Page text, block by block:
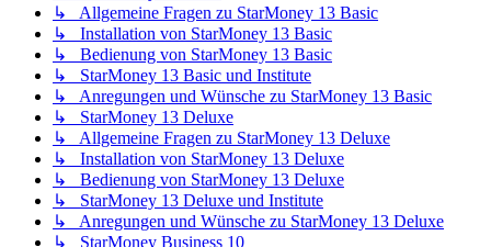
↳ Allgemeine Fragen zu StarMoney 13 Basic
↳ Installation von StarMoney 13 Basic
↳ Bedienung von StarMoney 13 Basic
↳ StarMoney 13 Basic und Institute
↳ Anregungen und Wünsche zu StarMoney 13 Basic
↳ StarMoney 13 Deluxe
↳ Allgemeine Fragen zu StarMoney 13 Deluxe
↳ Installation von StarMoney 13 Deluxe
↳ Bedienung von StarMoney 13 Deluxe
↳ StarMoney 13 Deluxe und Institute
↳ Anregungen und Wünsche zu StarMoney 13 Deluxe
↳ StarMoney Business 10